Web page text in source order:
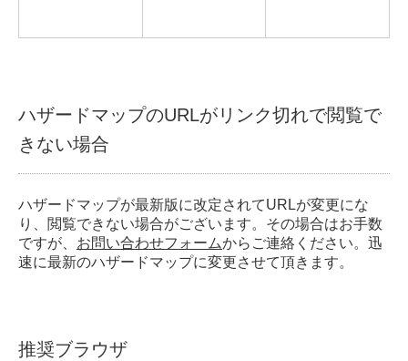
ハザードマップのURLがリンク切れで閲覧で
きない場合
ハザードマップが最新版に改定されてURLが変更にな
り、閲覧できない場合がございます。その場合はお手数
ですが、 お問い合わせフォームからご連絡ください。迅
速に最新のハザードマップに変更させて頂きます。
推奨ブラウザ